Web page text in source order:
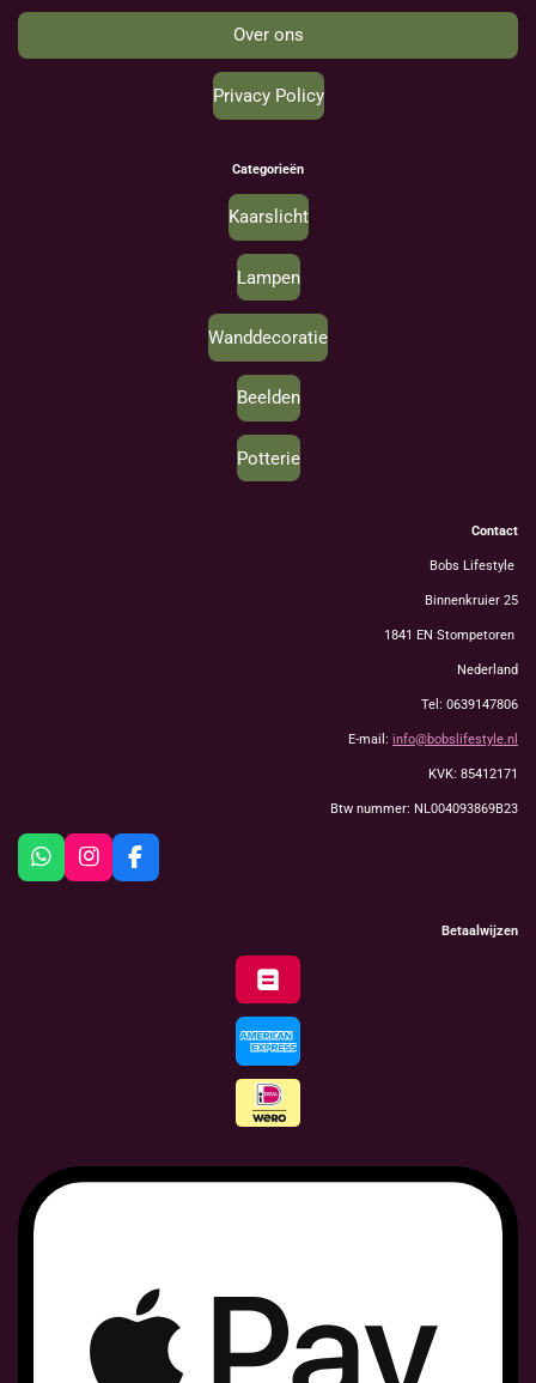
Over ons
Privacy Policy
Categorieën
Kaarslicht
Lampen
Wanddecoratie
Beelden
Potterie
Contact
Bobs Lifestyle
Binnenkruier 25
1841 EN Stompetoren
Nederland
Tel: 0639147806
E-mail: info@bobslifestyle.nl
KVK: 85412171
Btw nummer: NL004093869B23
W
h
I
n
F
a
Betaalwijzen